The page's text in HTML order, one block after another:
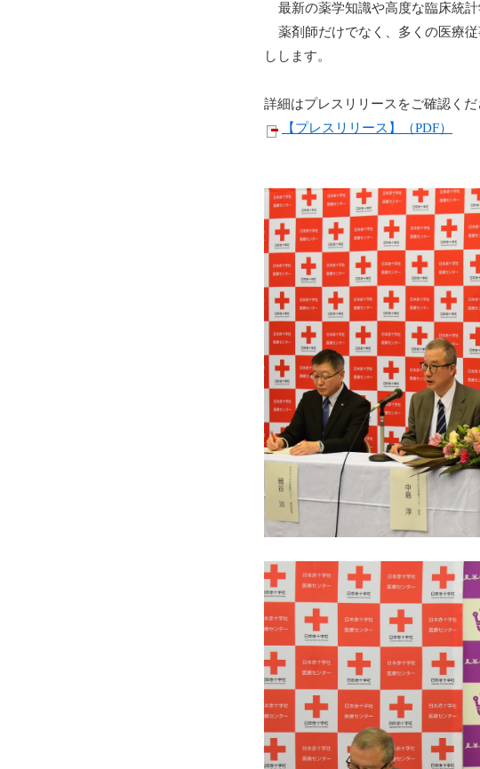
最新の薬学知識や高度な臨床統計
薬剤師だけでなく、多くの医療従
しします。
詳細はプレスリリースをご確認くだ
【プレスリリース】（PDF）